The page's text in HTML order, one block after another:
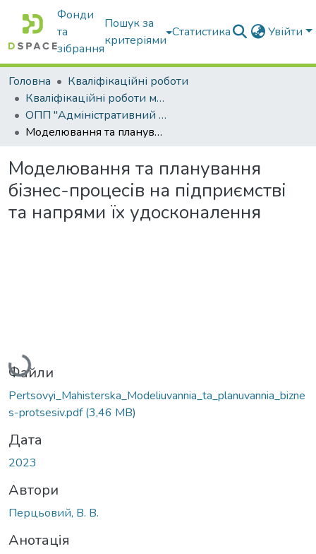
Фонди
та
зібрання
Пошук за
критеріями
Статистика Увійти
Головна
Кваліфікаційні роботи
Кваліфікаційні роботи магістрів
ОПП "Адміністративний менеджмент"
Моделювання та планування бізнес-процесів на підприємстві та напрями їх удосконалення
Моделювання та планування
бізнес-процесів на підприємстві
та напрями їх удосконалення
Вантажиться...
Файли
Pertsovyi_Mahisterska_Modeliuvannia_ta_planuvannia_bizne
s-protsesiv.pdf(3,46 MB)
Дата
2023
Автори
Перцьовий, В. В.
Анотація